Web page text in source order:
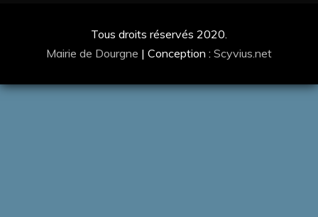
Tous droits réservés 2020.
Mairie de Dourgne | Conception : Scyvius.net